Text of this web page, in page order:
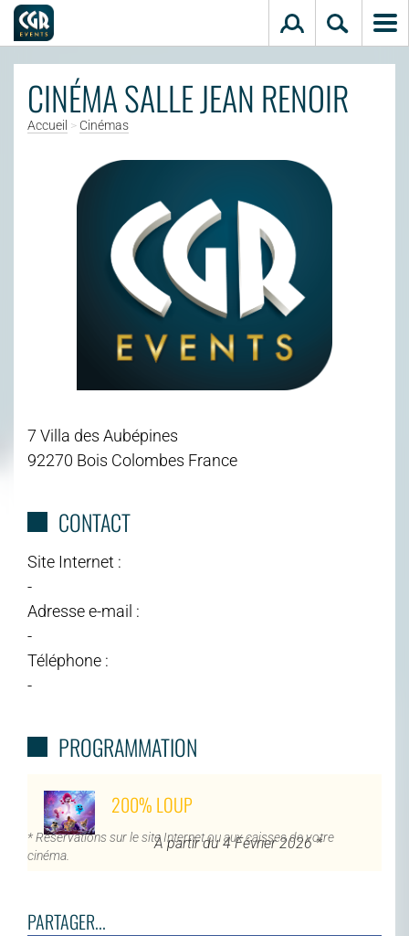
Aller au contenu principal
CINÉMA SALLE JEAN RENOIR
Accueil > Cinémas
7 Villa des Aubépines
92270 Bois Colombes France
CONTACT
Site Internet :
-
Adresse e-mail :
-
Téléphone :
-
PROGRAMMATION
200% LOUP
À partir du 4 Février 2026 *
* Réservations sur le site Internet ou aux caisses de votre
cinéma.
PARTAGER...